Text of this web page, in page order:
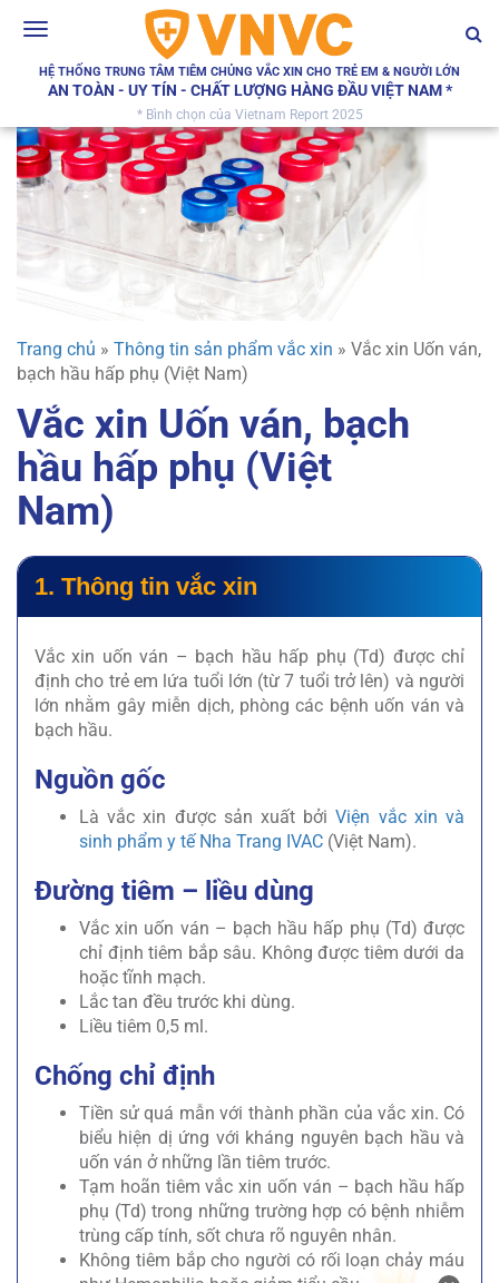
Toggle
HỆ THỐNG TRUNG TÂM TIÊM CHỦNG VẮC XIN CHO TRẺ EM & NGƯỜI LỚN
AN TOÀN - UY TÍN - CHẤT LƯỢNG HÀNG ĐẦU VIỆT NAM *
* Bình chọn của Vietnam Report 2025
Trang chủ » Thông tin sản phẩm vắc xin » Vắc xin Uốn ván,
bạch hầu hấp phụ (Việt Nam)
Vắc xin Uốn ván, bạch
hầu hấp phụ (Việt
Nam)
1. Thông tin vắc xin
Vắc xin uốn ván – bạch hầu hấp phụ (Td) được chỉ
định cho trẻ em lứa tuổi lớn (từ 7 tuổi trở lên) và người
lớn nhằm gây miễn dịch, phòng các bệnh uốn ván và
bạch hầu.
Nguồn gốc
Là vắc xin được sản xuất bởiViện vắc xin và
sinh phẩm y tế Nha Trang IVAC (Việt Nam).
Đường tiêm – liều dùng
Vắc xin uốn ván – bạch hầu hấp phụ (Td) được
chỉ định tiêm bắp sâu. Không được tiêm dưới da
hoặc tĩnh mạch.
Lắc tan đều trước khi dùng.
Liều tiêm 0,5 ml.
Chống chỉ định
Tiền sử quá mẫn với thành phần của vắc xin. Có
biểu hiện dị ứng với kháng nguyên bạch hầu và
uốn ván ở những lần tiêm trước.
Tạm hoãn tiêm vắc xin uốn ván – bạch hầu hấp
phụ (Td) trong những trường hợp có bệnh nhiễm
trùng cấp tính, sốt chưa rõ nguyên nhân.
Không tiêm bắp cho người có rối loạn chảy máu